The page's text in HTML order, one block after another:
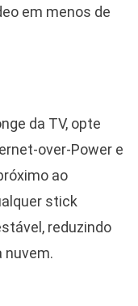
em menos de
da TV, opte
over-Power e
ao
stick
reduzindo
nuvem.